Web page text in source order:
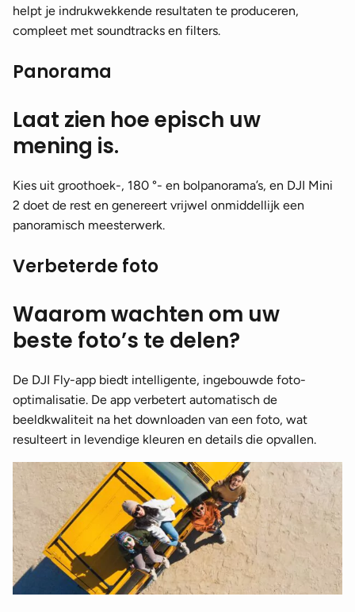
helpt je indrukwekkende resultaten te produceren,
compleet met soundtracks en filters.
Panorama
Laat zien hoe episch uw
mening is.
Kies uit groothoek-, 180 °- en bolpanorama’s, en DJI Mini
2 doet de rest en genereert vrijwel onmiddellijk een
panoramisch meesterwerk.
Verbeterde foto
Waarom wachten om uw
beste foto’s te delen?
De DJI Fly-app biedt intelligente, ingebouwde foto-
optimalisatie. De app verbetert automatisch de
beeldkwaliteit na het downloaden van een foto, wat
resulteert in levendige kleuren en details die opvallen.